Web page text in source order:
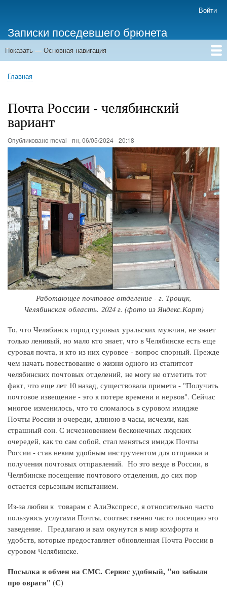
основному
содержанию
учётной
записи
пользователя
Войти
Записки поседевшего брюнета
Основная
Показать — Основная навигация
Главная
Строка
Главная
Почта России - челябинский
вариант
Опубликовано meval -пн, 06/05/2024 - 20:18
Работающее почтовое отделение - г. Троицк,
Челябинская область. 2024 г. (фото из Яндекс.Карт)
То, что Челябинск город суровых уральских мужчин, не знает
только ленивый, но мало кто знает, что в Челябинске есть еще
суровая почта, и кто из них суровее - вопрос спорный. Прежде
чем начать повествование о жизни одного из стапитсот
челябинских почтовых отделений, не могу не отметить тот
факт, что еще лет 10 назад, существовала примета - "Получить
почтовое извещение - это к потере времени и нервов". Сейчас
многое изменилось, что то сломалось в суровом имидже
Почты России и очереди, длиною в часы, исчезли, как
страшный сон. С исчезновением бесконечных людских
очередей, как то сам собой, стал меняться имидж Почты
России - став неким удобным инструментом для отправки и
получения почтовых отправлений. Но это везде в России, в
Челябинске посещение почтового отделения, до сих пор
остается серьезным испытанием.
Из-за любви к товарам с АлиЭкспресс, я относительно часто
пользуюсь услугами Почты, соотвественно часто посещаю это
заведение. Предлагаю и вам окунутся в мир комфорта и
удобств, которые предоставляет обновленная Почта России в
суровом Челябинске.
Посылка в обмен на СМС. Сервис удобный, "но забыли
про овраги" (С)